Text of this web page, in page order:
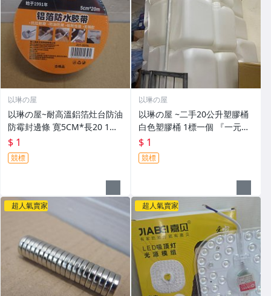
以琳の屋
以琳の屋~耐高溫鋁箔灶台防油
防霉封邊條 寛5CM*長20 1捲
『一元起標』-B2-4(ZZ5850)1
@
$ 1
競標
以琳の屋
以琳の屋 ~二手20公升塑膠桶
白色塑膠桶 1標一個 『一元起
標 』(xXXX2)3
$ 1
競標
超人氣賣家 超人氣賣家